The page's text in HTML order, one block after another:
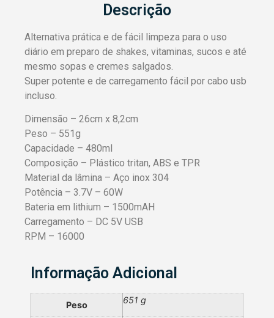
Descrição
Alternativa prática e de fácil limpeza para o uso
diário em preparo de shakes, vitaminas, sucos e até
mesmo sopas e cremes salgados.
Super potente e de carregamento fácil por cabo usb
incluso.
Dimensão – 26cm x 8,2cm
Peso – 551g
Capacidade – 480ml
Composição – Plástico tritan, ABS e TPR
Material da lâmina – Aço inox 304
Potência – 3.7V – 60W
Bateria em lithium – 1500mAH
Carregamento – DC 5V USB
RPM – 16000
Informação Adicional
Peso 651 g